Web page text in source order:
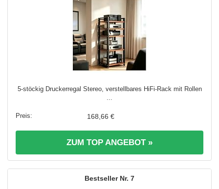
5-stöckig Druckerregal Stereo, verstellbares HiFi-Rack mit Rollen
...
168,66 €
ZUM TOP ANGEBOT »
7